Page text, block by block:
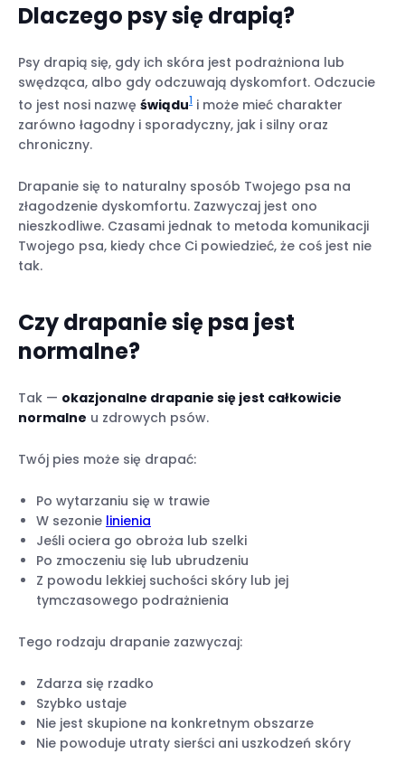
2. Pchły, kleszcze i roztocza
3. Infekcje skóry
4. Sucha skóra
5. Zaburzenia hormonalne lub
lokalizatora Tractive
Zapobieganie swędzeniu i zapaleniu skóry
u psów
Leczenie swędzącej skóry u psów
Dlaczego psy się drapią?
Psy drapią się, gdy ich skóra jest podrażniona lub
swędząca, albo gdy odczuwają dyskomfort. Odczucie
to jest nosi nazwę świądu1 i może mieć charakter
zarówno łagodny i sporadyczny, jak i silny oraz
chroniczny.
Drapanie się to naturalny sposób Twojego psa na
złagodzenie dyskomfortu. Zazwyczaj jest ono
nieszkodliwe. Czasami jednak to metoda komunikacji
Twojego psa, kiedy chce Ci powiedzieć, że coś jest nie
tak.
Czy drapanie się psa jest
normalne?
Tak — okazjonalne drapanie się jest całkowicie
normalne u zdrowych psów.
Twój pies może się drapać:
Po wytarzaniu się w trawie
W sezonie linienia
Jeśli ociera go obroża lub szelki
Po zmoczeniu się lub ubrudzeniu
Z powodu lekkiej suchości skóry lub jej
tymczasowego podrażnienia
Tego rodzaju drapanie zazwyczaj:
Zdarza się rzadko
Szybko ustaje
Nie jest skupione na konkretnym obszarze
Nie powoduje utraty sierści ani uszkodzeń skóry